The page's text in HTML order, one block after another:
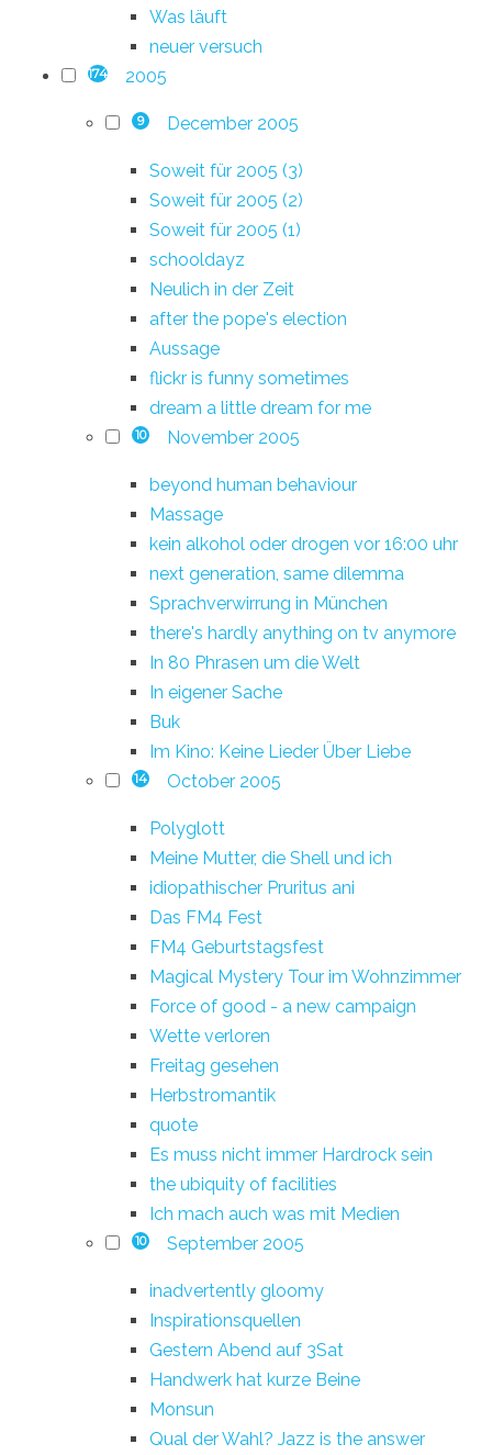
Was läuft
neuer versuch
174 2005
9 December 2005
Soweit für 2005 (3)
Soweit für 2005 (2)
Soweit für 2005 (1)
schooldayz
Neulich in der Zeit
after the pope's election
Aussage
flickr is funny sometimes
dream a little dream for me
10 November 2005
beyond human behaviour
Massage
kein alkohol oder drogen vor 16:00 uhr
next generation, same dilemma
Sprachverwirrung in München
there's hardly anything on tv anymore
In 80 Phrasen um die Welt
In eigener Sache
Buk
Im Kino: Keine Lieder Über Liebe
14 October 2005
Polyglott
Meine Mutter, die Shell und ich
idiopathischer Pruritus ani
Das FM4 Fest
FM4 Geburtstagsfest
Magical Mystery Tour im Wohnzimmer
Force of good - a new campaign
Wette verloren
Freitag gesehen
Herbstromantik
quote
Es muss nicht immer Hardrock sein
the ubiquity of facilities
Ich mach auch was mit Medien
10 September 2005
inadvertently gloomy
Inspirationsquellen
Gestern Abend auf 3Sat
Handwerk hat kurze Beine
Monsun
Qual der Wahl? Jazz is the answer